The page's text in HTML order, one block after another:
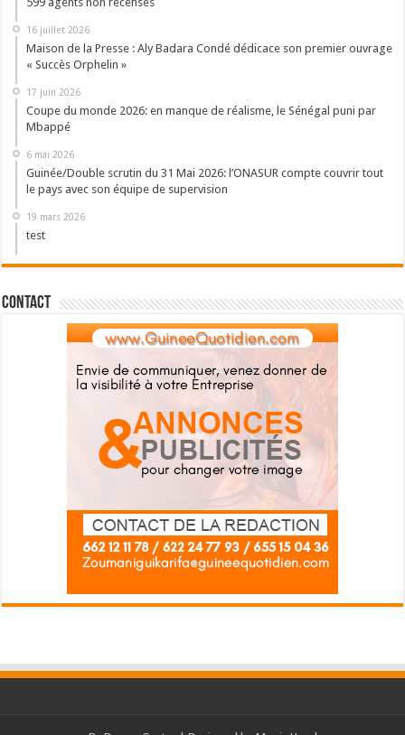
16 juillet 2026
Maison de la Presse : Aly Badara Condé dédicace son premier ouvrage
« Succès Orphelin »
17 juin 2026
Coupe du monde 2026: en manque de réalisme, le Sénégal puni par
Mbappé
6 mai 2026
Guinée/Double scrutin du 31 Mai 2026: l’ONASUR compte couvrir tout
le pays avec son équipe de supervision
19 mars 2026
test
Contact